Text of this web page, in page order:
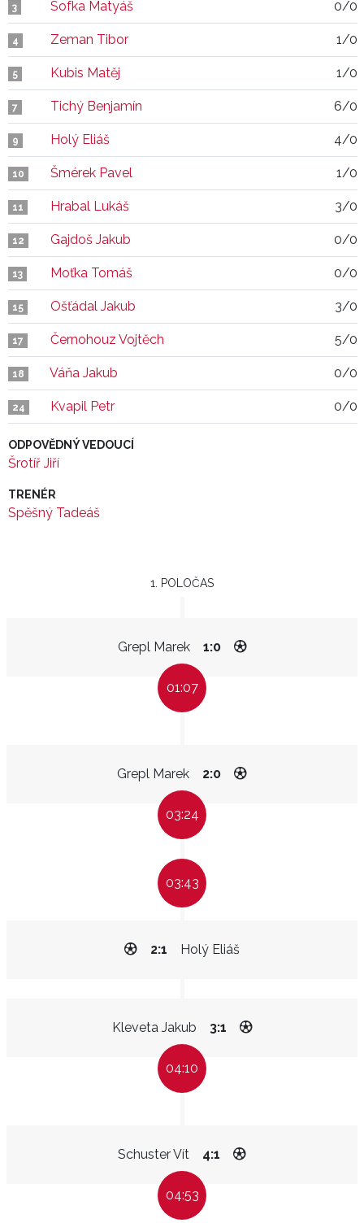
3 Sofka Matyáš 0/0
4 Zeman Tibor 1/0
5 Kubis Matěj 1/0
7 Tichý Benjamín 6/0
9 Holý Eliáš 4/0
10 Šmérek Pavel 1/0
11 Hrabal Lukáš 3/0
12 Gajdoš Jakub 0/0
13 Moťka Tomáš 0/0
15 Ošťádal Jakub 3/0
17 Černohouz Vojtěch 5/0
18 Váňa Jakub 0/0
24 Kvapil Petr 0/0
ODPOVĚDNÝ VEDOUCÍ
Šrotíř Jiří
TRENÉR
Spěšný Tadeáš
1. POLOČAS
Grepl Marek 1:0
01:07
Grepl Marek 2:0
03:24
03:43
Holý Eliáš
2:1
Kleveta Jakub 3:1
04:10
Schuster Vít 4:1
04:53